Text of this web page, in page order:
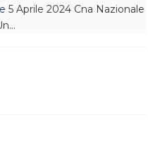
5 Aprile 2024 Cna Nazionale